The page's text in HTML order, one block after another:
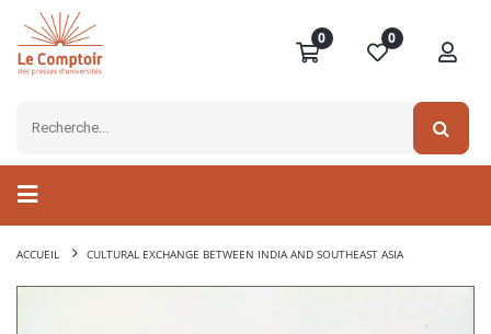
0 0
ACCUEIL CULTURAL EXCHANGE BETWEEN INDIA AND SOUTHEAST ASIA